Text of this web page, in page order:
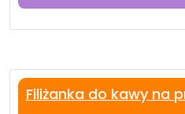
Filiżanka do kawy na